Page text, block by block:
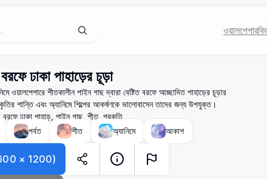
ওয়ালপেপার
ঢাকা পাহাড়ের চূড়া
শীতকালীন পাইন গাছ দ্বারা বেষ্টিত বরফে আচ্ছাদিত পাহাড়ের চূড়ার
শান্তি এবং অ্যানিমে শিল্পের আকর্ষণকে ভালোবাসেন তাদের জন্য উপযুক্ত।
ঢাকা পাহাড়, পাইন গাছ, শীত, প্রকৃতি
পর্বত শীত অ্যানিমে আকাশ
× 1200)